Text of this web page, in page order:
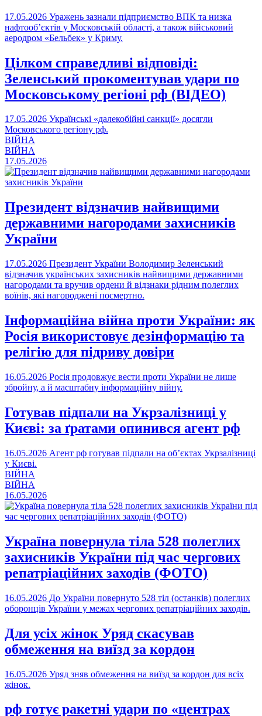
17.05.2026 Уражень зазнали підприємство ВПК та низка
нафтооб’єктів у Московській області, а також військовий
аеродром «Бельбек» у Криму.
Цілком справедливі відповіді:
Зеленський прокоментував удари по
Московському регіоні рф (ВІДЕО)
17.05.2026 Українські «далекобійні санкції» досягли
Московського регіону рф.
ВІЙНА
ВІЙНА
17.05.2026
Президент відзначив найвищими
державними нагородами захисників
України
17.05.2026 Президент України Володимир Зеленський
відзначив українських захисників найвищими державними
нагородами та вручив ордени й відзнаки рідним полеглих
воїнів, які нагороджені посмертно.
Інформаційна війна проти України: як
Росія використовує дезінформацію та
релігію для підриву довіри
16.05.2026 Росія продовжує вести проти України не лише
збройну, а й масштабну інформаційну війну.
Готував підпали на Укрзалізниці у
Києві: за ґратами опинився агент рф
16.05.2026 Агент рф готував підпали на об’єктах Укрзалізниці
у Києві.
ВІЙНА
ВІЙНА
16.05.2026
Україна повернула тіла 528 полеглих
захисників України під час чергових
репатріаційних заходів (ФОТО)
16.05.2026 До України повернуто 528 тіл (останків) полеглих
оборонців України у межах чергових репатріаційних заходів.
Для усіх жінок Уряд скасував
обмеження на виїзд за кордон
16.05.2026 Уряд зняв обмеження на виїзд за кордон для всіх
жінок.
рф готує ракетні удари по «центрах